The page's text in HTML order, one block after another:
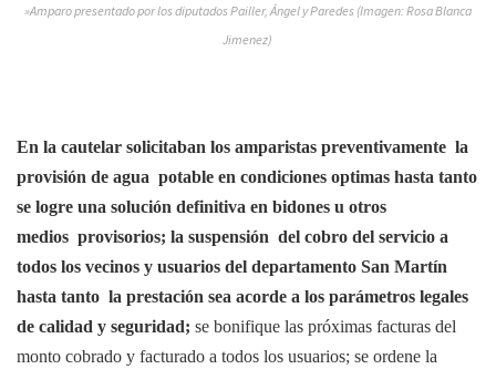
»Amparo presentado por los diputados Pailler, Ángel y Paredes (Imagen: Rosa Blanca
Jimenez)
En la cautelar solicitaban los amparistas preventivamente la
provisión de agua potable en condiciones optimas hasta tanto
se logre una solución definitiva en bidones u otros
medios provisorios; la suspensión del cobro del servicio a
todos los vecinos y usuarios del departamento San Martín
hasta tanto la prestación sea acorde a los parámetros legales
de calidad y seguridad; se bonifique las próximas facturas del
monto cobrado y facturado a todos los usuarios; se ordene la